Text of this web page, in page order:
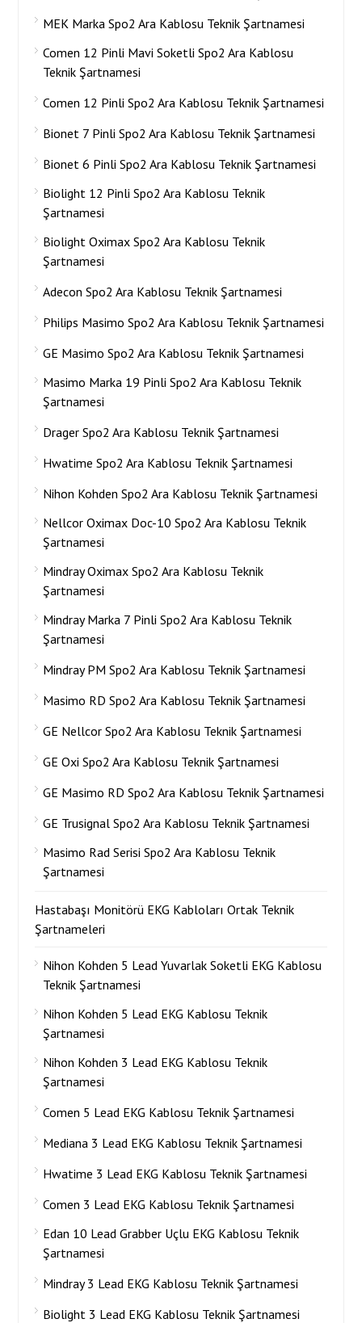
MEK Marka Spo2 Ara Kablosu Teknik Şartnamesi
Comen 12 Pinli Mavi Soketli Spo2 Ara Kablosu
Teknik Şartnamesi
Comen 12 Pinli Spo2 Ara Kablosu Teknik Şartnamesi
Bionet 7 Pinli Spo2 Ara Kablosu Teknik Şartnamesi
Bionet 6 Pinli Spo2 Ara Kablosu Teknik Şartnamesi
Biolight 12 Pinli Spo2 Ara Kablosu Teknik
Şartnamesi
Biolight Oximax Spo2 Ara Kablosu Teknik
Şartnamesi
Adecon Spo2 Ara Kablosu Teknik Şartnamesi
Philips Masimo Spo2 Ara Kablosu Teknik Şartnamesi
GE Masimo Spo2 Ara Kablosu Teknik Şartnamesi
Masimo Marka 19 Pinli Spo2 Ara Kablosu Teknik
Şartnamesi
Drager Spo2 Ara Kablosu Teknik Şartnamesi
Hwatime Spo2 Ara Kablosu Teknik Şartnamesi
Nihon Kohden Spo2 Ara Kablosu Teknik Şartnamesi
Nellcor Oximax Doc-10 Spo2 Ara Kablosu Teknik
Şartnamesi
Mindray Oximax Spo2 Ara Kablosu Teknik
Şartnamesi
Mindray Marka 7 Pinli Spo2 Ara Kablosu Teknik
Şartnamesi
Mindray PM Spo2 Ara Kablosu Teknik Şartnamesi
Masimo RD Spo2 Ara Kablosu Teknik Şartnamesi
GE Nellcor Spo2 Ara Kablosu Teknik Şartnamesi
GE Oxi Spo2 Ara Kablosu Teknik Şartnamesi
GE Masimo RD Spo2 Ara Kablosu Teknik Şartnamesi
GE Trusignal Spo2 Ara Kablosu Teknik Şartnamesi
Masimo Rad Serisi Spo2 Ara Kablosu Teknik
Şartnamesi
Hastabaşı Monitörü EKG Kabloları Ortak Teknik
Şartnameleri
Nihon Kohden 5 Lead Yuvarlak Soketli EKG Kablosu
Teknik Şartnamesi
Nihon Kohden 5 Lead EKG Kablosu Teknik
Şartnamesi
Nihon Kohden 3 Lead EKG Kablosu Teknik
Şartnamesi
Comen 5 Lead EKG Kablosu Teknik Şartnamesi
Mediana 3 Lead EKG Kablosu Teknik Şartnamesi
Hwatime 3 Lead EKG Kablosu Teknik Şartnamesi
Comen 3 Lead EKG Kablosu Teknik Şartnamesi
Edan 10 Lead Grabber Uçlu EKG Kablosu Teknik
Şartnamesi
Mindray 3 Lead EKG Kablosu Teknik Şartnamesi
Biolight 3 Lead EKG Kablosu Teknik Şartnamesi